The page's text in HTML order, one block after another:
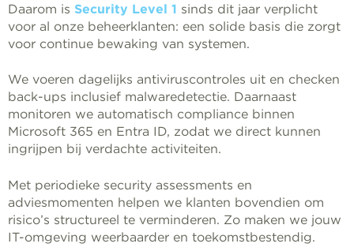
Daarom is Security Level 1 sinds dit jaar verplicht
voor al onze beheerklanten: een solide basis die zorgt
voor continue bewaking van systemen.
We voeren dagelijks antiviruscontroles uit en checken
back-ups inclusief malwaredetectie. Daarnaast
monitoren we automatisch compliance binnen
Microsoft 365 en Entra ID, zodat we direct kunnen
ingrijpen bij verdachte activiteiten.
Met periodieke security assessments en
adviesmomenten helpen we klanten bovendien om
risico’s structureel te verminderen. Zo maken we jouw
IT-omgeving weerbaarder en toekomstbestendig.